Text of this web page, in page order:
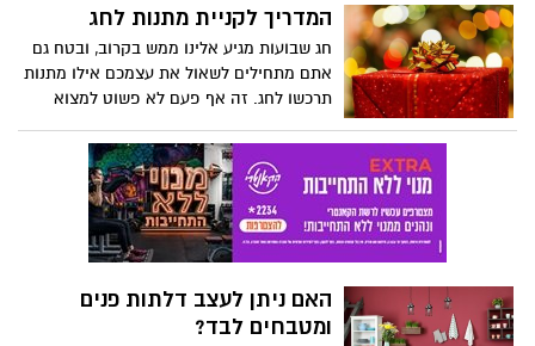
אומרים לנו שהצלנו אותם מקטסטרופה,
שהצלנו להם את הילדים. אין דבר מרגש מזה"
המודרניים גאים לענוד את טבעת הנישואין
דבר ועניין, לכן הם משקיעים בטבעות
מיוחדות בעיצוב אלגנטי ומקורי, מחומרים
איכותיים ובמראה עשיר.
המדריך לקניית מתנות לחג
חג שבועות מגיע אלינו ממש בקרוב, ובטח גם
אתם מתחילים לשאול את עצמכם אילו מתנות
תרכשו לחג. זה אף פעם לא פשוט למצוא
למשפחה שמארחת אתכם, לבן הזוג, לחברים
או אפילו לעובדים שלכם. כדי לנסות להקל
עליכם עם הבחירה ולספק כמה רעיונות
שמתאימים בול, כתבנו עבורכם את המדריך
המלא לקניית מתנות לחג!
האם ניתן לעצב דלתות פנים
ומטבחים לבד?